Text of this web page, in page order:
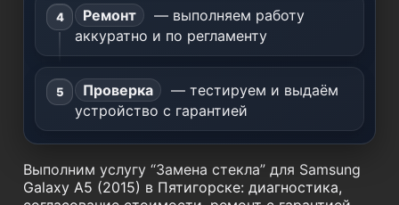
Ремонт
— выполняем работу
аккуратно и по регламенту
Проверка
— тестируем и выдаём
устройство с гарантией
Выполним услугу “Замена стекла” для Samsung
Galaxy A5 (2015) в Пятигорске: диагностика,